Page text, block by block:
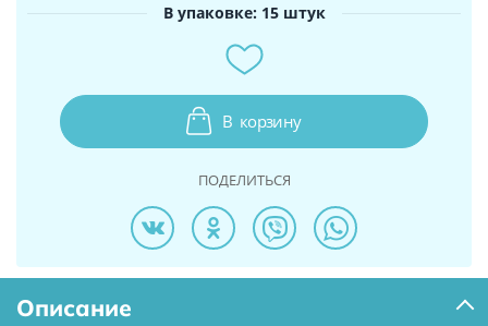
В упаковке: 15 штук
В корзину
ПОДЕЛИТЬСЯ
Описание